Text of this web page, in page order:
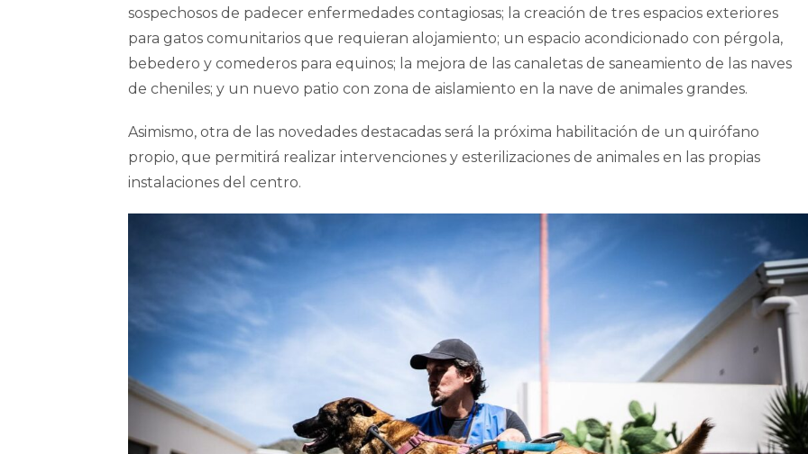
sospechosos de padecer enfermedades contagiosas; la creación de tres espacios exteriores
para gatos comunitarios que requieran alojamiento; un espacio acondicionado con pérgola,
bebedero y comederos para equinos; la mejora de las canaletas de saneamiento de las naves
de cheniles; y un nuevo patio con zona de aislamiento en la nave de animales grandes.
Asimismo, otra de las novedades destacadas será la próxima habilitación de un quirófano
propio, que permitirá realizar intervenciones y esterilizaciones de animales en las propias
instalaciones del centro.